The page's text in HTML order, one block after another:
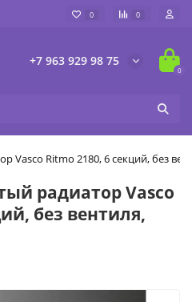
0 0
+7 963 929 98 75
0
Vasco Ritmo 2180, 6 секций, без
радиатор Vasco
без вентиля,